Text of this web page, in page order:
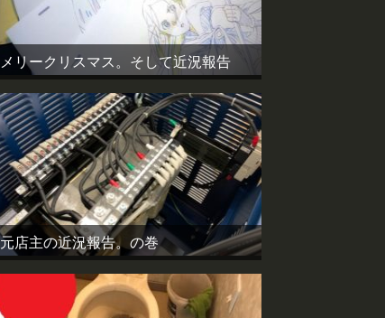
メリークリスマス。そして近況報告
元店主の近況報告。の巻